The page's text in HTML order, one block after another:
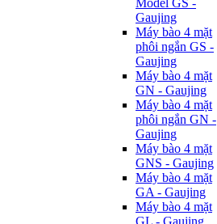
Model GS -
Gaujing
Máy bào 4 mặt
phôi ngắn GS -
Gaujing
Máy bào 4 mặt
GN - Gaujing
Máy bào 4 mặt
phôi ngắn GN -
Gaujing
Máy bào 4 mặt
GNS - Gaujing
Máy bào 4 mặt
GA - Gaujing
Máy bào 4 mặt
GL - Gaujing